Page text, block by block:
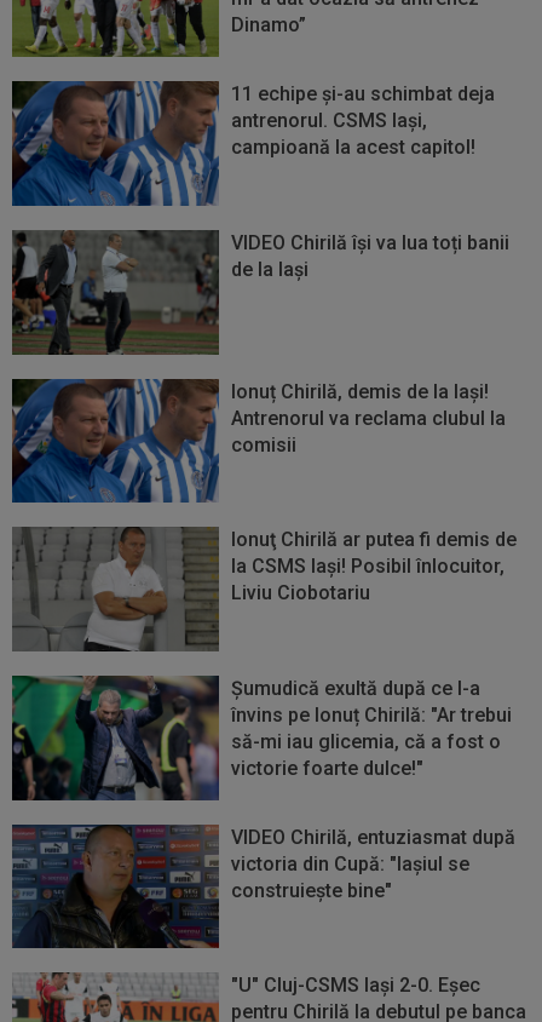
Dinamo”
11 echipe și-au schimbat deja
antrenorul. CSMS Iași,
campioană la acest capitol!
VIDEO Chirilă își va lua toți banii
de la Iași
Ionuț Chirilă, demis de la Iași!
Antrenorul va reclama clubul la
comisii
Ionuţ Chirilă ar putea fi demis de
la CSMS Iaşi! Posibil înlocuitor,
Liviu Ciobotariu
Șumudică exultă după ce l-a
învins pe Ionuț Chirilă: "Ar trebui
să-mi iau glicemia, că a fost o
victorie foarte dulce!"
VIDEO Chirilă, entuziasmat după
victoria din Cupă: "Iașiul se
construiește bine"
"U" Cluj-CSMS Iași 2-0. Eşec
pentru Chirilă la debutul pe banca